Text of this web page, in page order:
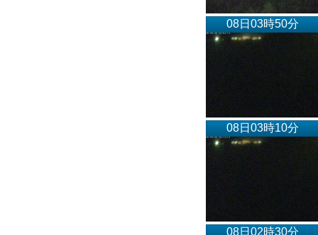
08日03時50分
08日03時10分
08日02時30分